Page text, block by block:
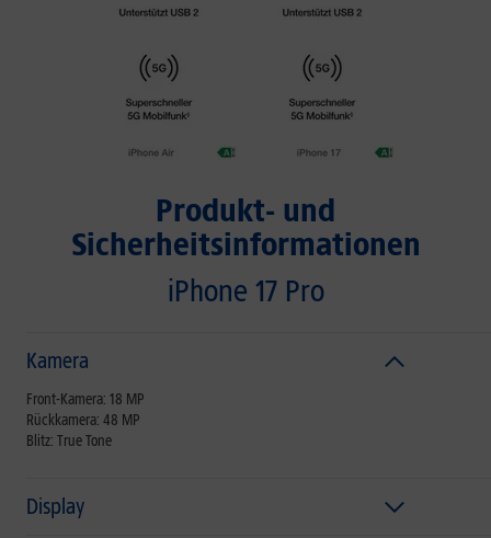
Produkt- und
Sicherheitsinformationen
iPhone 17 Pro
Kamera
Front-Kamera: 18 MP
Rückkamera: 48 MP
Blitz: True Tone
Display